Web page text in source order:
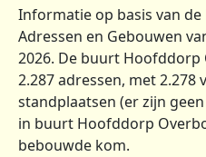
Informatie op basis van de
Adressen en Gebouwen
2026. De buurt
2.287 adressen, met
standplaatsen (er zijn
in buurt Hoofddorp
bebouwde kom.